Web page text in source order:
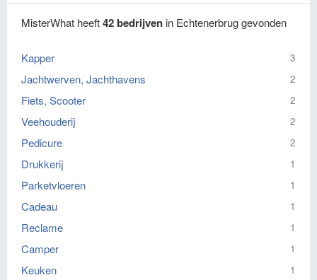
MisterWhat heeft42 bedrijven in Echtenerbrug gevonden
Kapper 3
Jachtwerven, Jachthavens 2
Fiets, Scooter 2
Veehouderij 2
Pedicure 2
Drukkerij 1
Parketvloeren 1
Cadeau 1
Reclame 1
Camper 1
Keuken 1